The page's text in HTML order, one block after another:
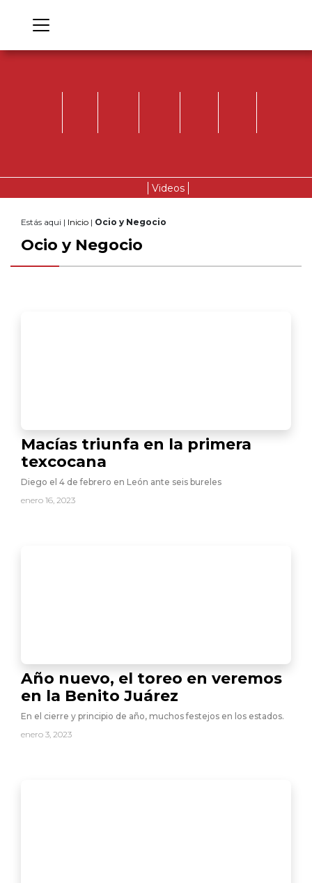
Videos
Estás aqui | Inicio | Ocio y Negocio
Ocio y Negocio
Macías triunfa en la primera
texcocana
Diego el 4 de febrero en León ante seis bureles
enero 16, 2023
Año nuevo, el toreo en veremos
en la Benito Juárez
En el cierre y principio de año, muchos festejos en los estados.
enero 3, 2023